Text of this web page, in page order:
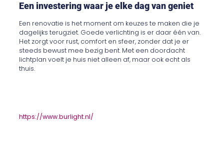
Een investering waar je elke dag van geniet
Een renovatie is het moment om keuzes te maken die je
dagelijks terugziet. Goede verlichting is er daar één van.
Het zorgt voor rust, comfort en sfeer, zonder dat je er
steeds bewust mee bezig bent. Met een doordacht
lichtplan voelt je huis niet alleen af, maar ook echt als
thuis.
https://www.burlight.nl/